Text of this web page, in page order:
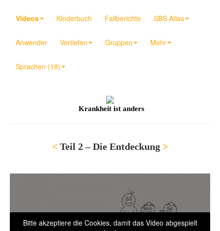
Videos Kinderbuch Fallberichte SBS Atlas
Anwender Vertiefen Gruppen Mehr
Sprachen (18)
Krankheit ist anders
< Teil 2 – Die Entdeckung >
Bitte akzeptiere die Cookies, damit das Video abgespielt